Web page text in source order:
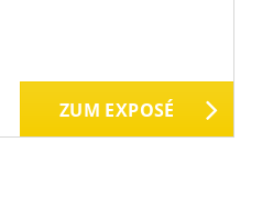
ZUM EXPOSÉ